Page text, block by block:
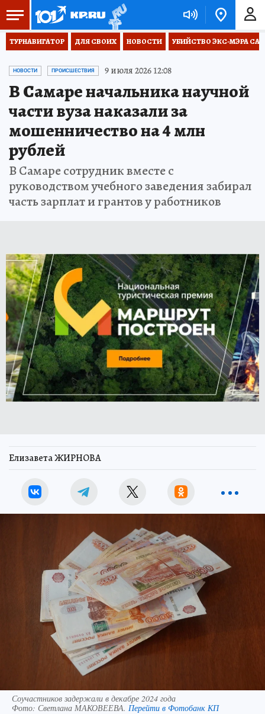
ТУРНАВИГАТОР ДЛЯ СВОИХ НОВОСТИ УБИЙСТВО ЭКС-МЭРА
НОВОСТИ ПРОИСШЕСТВИЯ 9 июля 2026 12:08
В Самаре начальника научной
части вуза наказали за
мошенничество на 4 млн
рублей
В Самаре сотрудник вместе с
руководством учебного заведения забирал
часть зарплат и грантов у работников
Елизавета ЖИРНОВА
Соучастников задержали в декабре 2024 года
Фото: Светлана МАКОВЕЕВА. Перейти в Фотобанк КП